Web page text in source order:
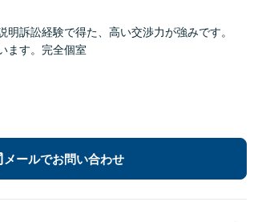
訴訟経験で得た、高い交渉力が強みです。
ます。完全個室
メールでお問い合わせ